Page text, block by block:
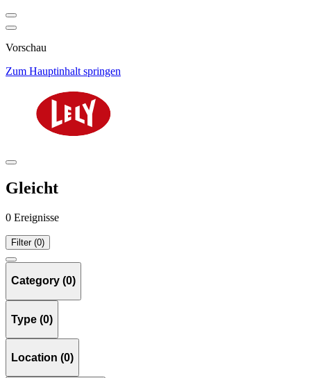
Vorschau
Zum Hauptinhalt springen
Gleicht
0 Ereignisse
Filter (0)
Category (0)
Type (0)
Location (0)